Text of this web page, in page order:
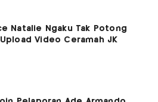
Natalie Ngaku Tak Potong
Video Ceramah JK